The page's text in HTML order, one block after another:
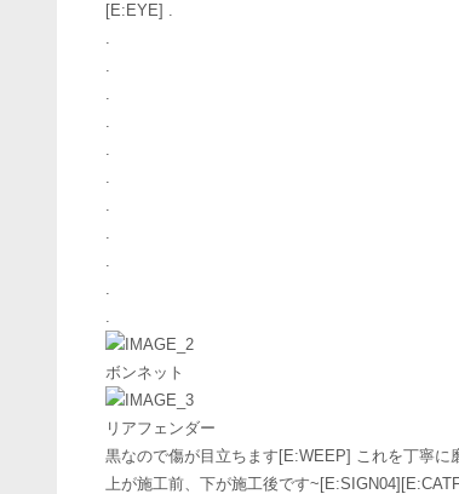
[E:EYE] .
.
.
.
.
.
.
.
.
.
.
.
ボンネット
リアフェンダー
黒なので傷が目立ちます[E:WEEP] これを丁寧に
上が施工前、下が施工後です